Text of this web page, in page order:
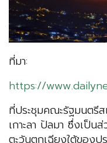
ที่มา:
https://
ที่ประชุมคณะรัฐมนตรี
เกาะลา ปัลมา ซึ่งเป็น
ตะวันตกเฉียงใต้ของ